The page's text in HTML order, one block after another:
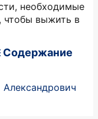
необходимые
чтобы выжить в
Содержание
Александрович